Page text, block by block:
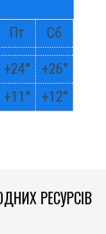
Пт Сб
+24° +26°
+11° +12°
РЕСУРСІВ